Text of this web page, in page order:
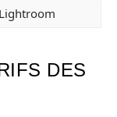
Lightroom
DES